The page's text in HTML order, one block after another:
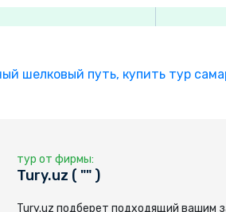
шелковый путь, купить тур
тур от фирмы:
Tury.uz ( "" )
Tury.uz подберет подходящий вашим